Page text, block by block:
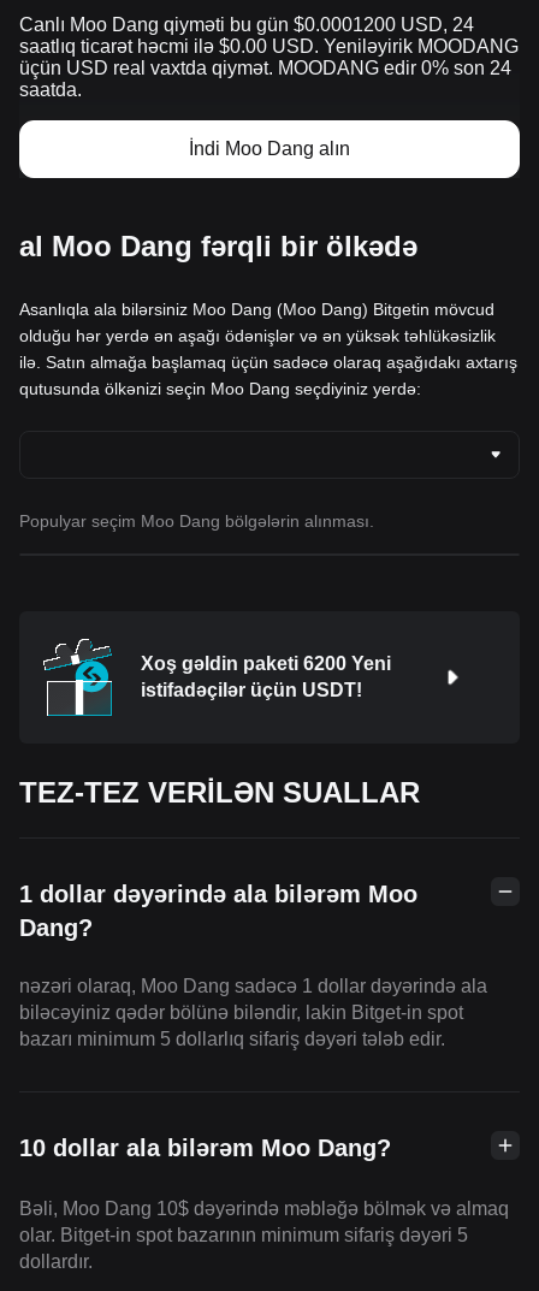
Canlı Moo Dang qiyməti bu gün $0.0001200 USD, 24
saatlıq ticarət həcmi ilə $0.00 USD. Yeniləyirik MOODANG
üçün USD real vaxtda qiymət. MOODANG edir 0% son 24
saatda.
İndi Moo Dang alın
al Moo Dang fərqli bir ölkədə
Asanlıqla ala bilərsiniz Moo Dang (Moo Dang) Bitgetin mövcud
olduğu hər yerdə ən aşağı ödənişlər və ən yüksək təhlükəsizlik
ilə. Satın almağa başlamaq üçün sadəcə olaraq aşağıdakı axtarış
qutusunda ölkənizi seçin Moo Dang seçdiyiniz yerdə:
Populyar seçim Moo Dang bölgələrin alınması.
Xoş gəldin paketi 6200 Yeni
istifadəçilər üçün USDT!
TEZ-TEZ VERİLƏN SUALLAR
1 dollar dəyərində ala bilərəm Moo
Dang?
nəzəri olaraq, Moo Dang sadəcə 1 dollar dəyərində ala
biləcəyiniz qədər bölünə biləndir, lakin Bitget-in spot
bazarı minimum 5 dollarlıq sifariş dəyəri tələb edir.
10 dollar ala bilərəm Moo Dang?
Bəli, Moo Dang 10$ dəyərində məbləğə bölmək və almaq
olar. Bitget-in spot bazarının minimum sifariş dəyəri 5
dollardır.